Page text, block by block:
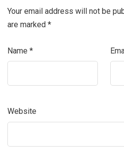
Your email address will not be
are marked *
Name *
Website